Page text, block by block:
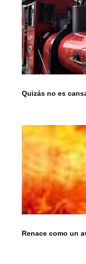
Quizás no es
Renace como un